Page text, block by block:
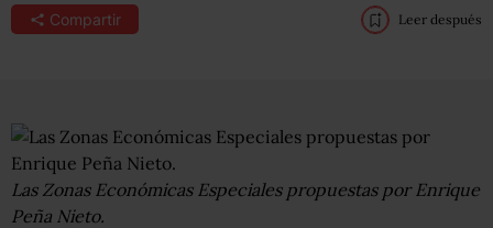
Compartir Leer después
Las Zonas Económicas Especiales propuestas por Enrique
Peña Nieto.